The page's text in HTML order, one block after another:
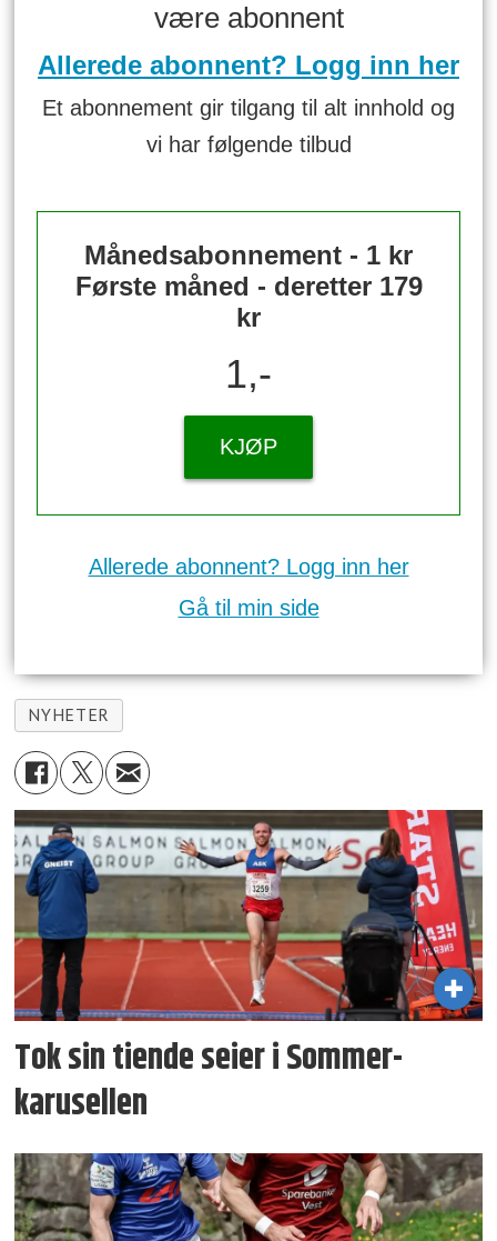
være abonnent
Allerede abonnent? Logg inn her
Et abonnement gir tilgang til alt innhold og
vi har følgende tilbud
Månedsabonnement - 1 kr
Første måned - deretter 179
kr
1,-
KJØP
Allerede abonnent? Logg inn her
Gå til min side
NYHETER
Tok sin tiende seier i Sommer­
karusellen